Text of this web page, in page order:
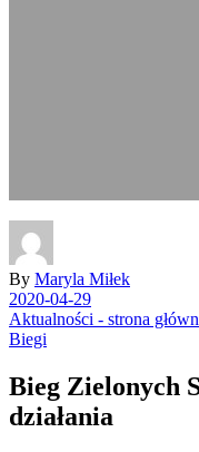
By Maryla Miłek
2020-04-29
Aktualności - strona
Biegi
Bieg Zielonych
działania